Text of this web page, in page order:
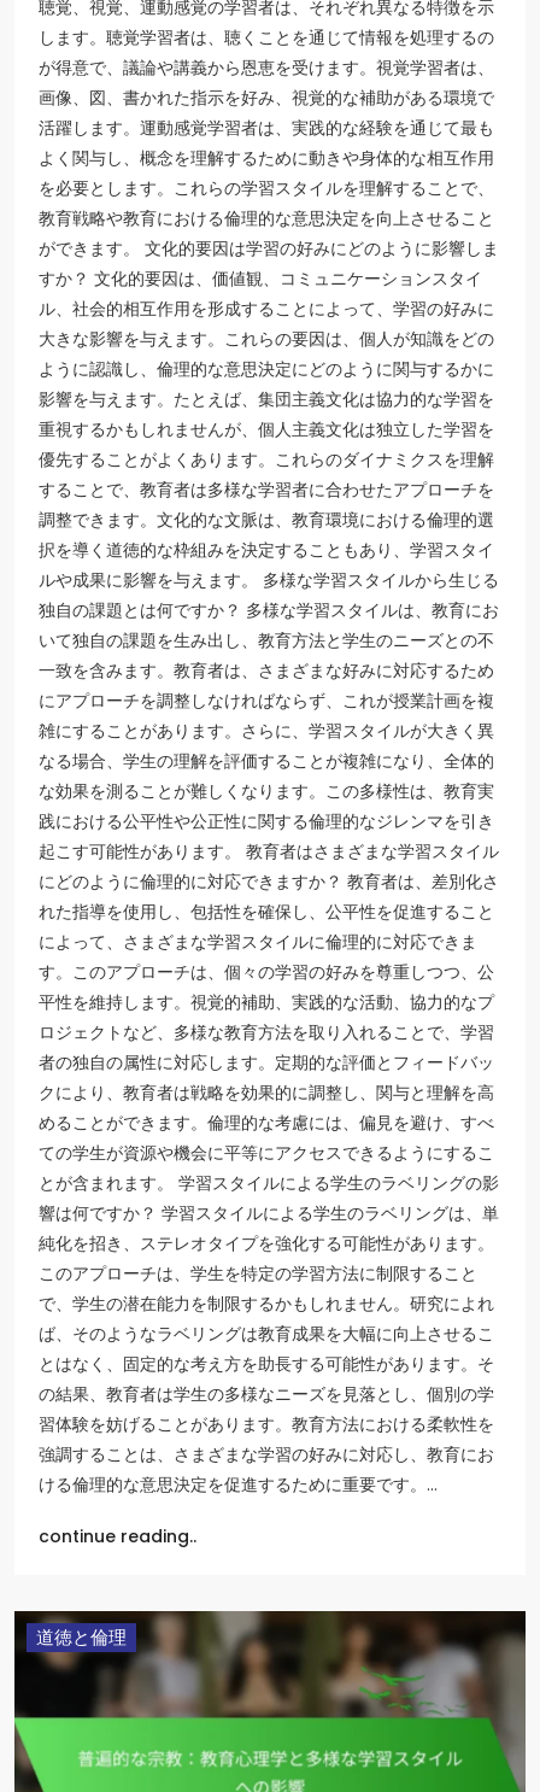
聴覚、視覚、運動感覚の学習者は、それぞれ異なる特徴を示
します。聴覚学習者は、聴くことを通じて情報を処理するの
が得意で、議論や講義から恩恵を受けます。視覚学習者は、
画像、図、書かれた指示を好み、視覚的な補助がある環境で
活躍します。運動感覚学習者は、実践的な経験を通じて最も
よく関与し、概念を理解するために動きや身体的な相互作用
を必要とします。これらの学習スタイルを理解することで、
教育戦略や教育における倫理的な意思決定を向上させること
ができます。 文化的要因は学習の好みにどのように影響しま
すか？ 文化的要因は、価値観、コミュニケーションスタイ
ル、社会的相互作用を形成することによって、学習の好みに
大きな影響を与えます。これらの要因は、個人が知識をどの
ように認識し、倫理的な意思決定にどのように関与するかに
影響を与えます。たとえば、集団主義文化は協力的な学習を
重視するかもしれませんが、個人主義文化は独立した学習を
優先することがよくあります。これらのダイナミクスを理解
することで、教育者は多様な学習者に合わせたアプローチを
調整できます。文化的な文脈は、教育環境における倫理的選
択を導く道徳的な枠組みを決定することもあり、学習スタイ
ルや成果に影響を与えます。 多様な学習スタイルから生じる
独自の課題とは何ですか？ 多様な学習スタイルは、教育にお
いて独自の課題を生み出し、教育方法と学生のニーズとの不
一致を含みます。教育者は、さまざまな好みに対応するため
にアプローチを調整しなければならず、これが授業計画を複
雑にすることがあります。さらに、学習スタイルが大きく異
なる場合、学生の理解を評価することが複雑になり、全体的
な効果を測ることが難しくなります。この多様性は、教育実
践における公平性や公正性に関する倫理的なジレンマを引き
起こす可能性があります。 教育者はさまざまな学習スタイル
にどのように倫理的に対応できますか？ 教育者は、差別化さ
れた指導を使用し、包括性を確保し、公平性を促進すること
によって、さまざまな学習スタイルに倫理的に対応できま
す。このアプローチは、個々の学習の好みを尊重しつつ、公
平性を維持します。視覚的補助、実践的な活動、協力的なプ
ロジェクトなど、多様な教育方法を取り入れることで、学習
者の独自の属性に対応します。定期的な評価とフィードバッ
クにより、教育者は戦略を効果的に調整し、関与と理解を高
めることができます。倫理的な考慮には、偏見を避け、すべ
ての学生が資源や機会に平等にアクセスできるようにするこ
とが含まれます。 学習スタイルによる学生のラベリングの影
響は何ですか？ 学習スタイルによる学生のラベリングは、単
純化を招き、ステレオタイプを強化する可能性があります。
このアプローチは、学生を特定の学習方法に制限すること
で、学生の潜在能力を制限するかもしれません。研究によれ
ば、そのようなラベリングは教育成果を大幅に向上させるこ
とはなく、固定的な考え方を助長する可能性があります。そ
の結果、教育者は学生の多様なニーズを見落とし、個別の学
習体験を妨げることがあります。教育方法における柔軟性を
強調することは、さまざまな学習の好みに対応し、教育にお
ける倫理的な意思決定を促進するために重要です。…
continue reading..
道徳と倫理